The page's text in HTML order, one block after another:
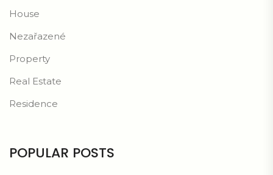
House
Nezařazené
Property
Real Estate
Residence
POPULAR POSTS